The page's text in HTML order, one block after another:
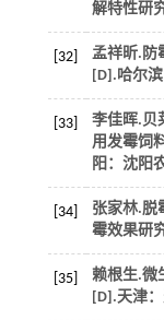
解特性研
[32]
孟祥昕.防
[D].哈尔
[33]
李佳晖.贝
用发霉饲
阳：沈阳
[34]
张家林.脱
霉效果研
[35]
赖根生.微
[D].天津：